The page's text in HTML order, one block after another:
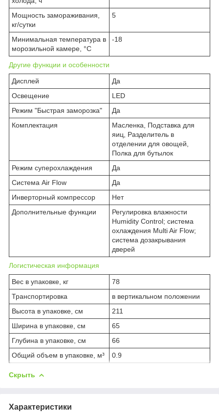
Мощность замораживания,
кг/сутки
5
Минимальная температура в
морозильной камере, °C
-18
Другие функции и особенности
Дисплей
Да
Освещение
LED
Режим "Быстрая заморозка"
Да
Комплектация
Масленка, Подставка для
яиц, Разделитель в
отделении для овощей,
Полка для бутылок
Режим суперохлаждения
Да
Система Air Flow
Да
Инверторный компрессор
Нет
Дополнительные функции
Регулировка влажности
Humidity Control; система
охлаждения Multi Air Flow;
система дозакрывания
дверей
Логистическая информация
Вес в упаковке, кг
78
Транспортировка
в вертикальном положении
Высота в упаковке, см
211
Ширина в упаковке, см
65
Глубина в упаковке, см
66
Общий объем в упаковке, м³
0.9
Скрыть
Характеристики